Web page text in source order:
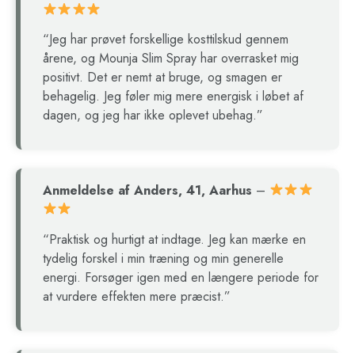
“Jeg har prøvet forskellige kosttilskud gennem
årene, og Mounja Slim Spray har overrasket mig
positivt. Det er nemt at bruge, og smagen er
behagelig. Jeg føler mig mere energisk i løbet af
dagen, og jeg har ikke oplevet ubehag.”
Anmeldelse af Anders, 41, Aarhus –
“Praktisk og hurtigt at indtage. Jeg kan mærke en
tydelig forskel i min træning og min generelle
energi. Forsøger igen med en længere periode for
at vurdere effekten mere præcist.”